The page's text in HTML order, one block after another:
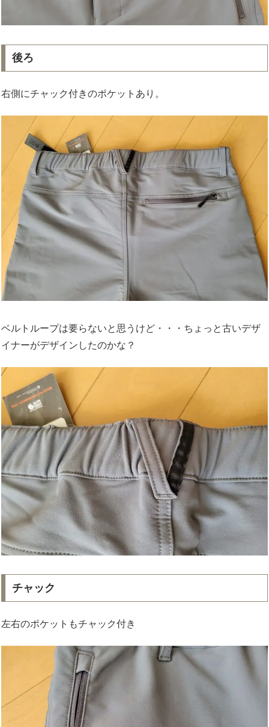
後ろ
右側にチャック付きのポケットあり。
ベルトループは要らないと思うけど・・・ちょっと古いデザ
イナーがデザインしたのかな？
チャック
左右のポケットもチャック付き